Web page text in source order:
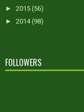
► 2015 (56)
► 2014(98)
FOLLOWERS